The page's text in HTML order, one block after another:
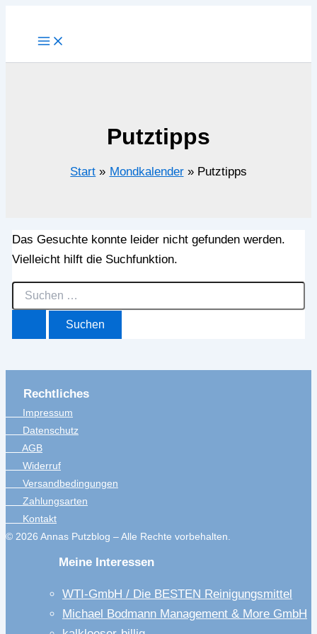
Putztipps
Start Mondkalender Putztipps
Das Gesuchte konnte leider nicht gefunden werden.
Vielleicht hilft die Suchfunktion.
Suchen
nach:
Rechtliches
Impressum
Datenschutz
AGB
Widerruf
Versandbedingungen
Zahlungsarten
Kontakt
© 2026 Annas Putzblog – Alle Rechte vorbehalten.
Meine Interessen
WTI-GmbH / Die BESTEN Reinigungsmittel
Michael Bodmann Management & More GmbH